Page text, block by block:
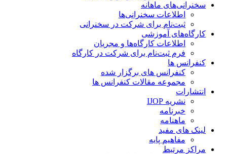
سخنرانی‌های ماهانه
اطلاعات سخنرانی‌‌ها
ثبت‌نام برای شرکت در سخنرانی
کارگاه‌های آموزشی
اطلاعات کارگاه‌ها و مجریان
فرم ثبت‌نام برای شرکت در کارگاه
کنفرانس ها
کنفرانس های برگزار شده
مجموعه مقالات کنفرانس ها
انتشارات
نشریه IJOP
خبرنامه
ماهنامه
لینک های مفید
مفاهیم پایه
مراکز مرتبط